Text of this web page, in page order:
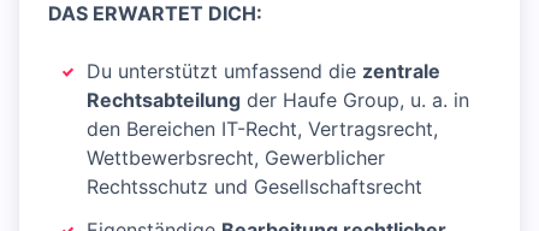
DAS ERWARTET DICH:
Du unterstützt umfassend die zentrale
Rechtsabteilung der Haufe Group, u. a. in
den Bereichen IT-Recht, Vertragsrecht,
Wettbewerbsrecht, Gewerblicher
Rechtsschutz und Gesellschaftsrecht